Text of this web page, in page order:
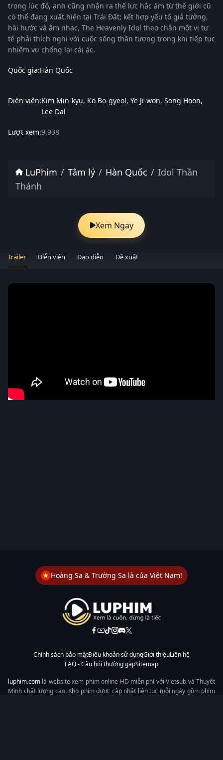
trong lúc đó, anh cũng nhận ra thế lực hắc ám từ thế giới cũ
có thể đang xuất hiện tại Trái Đất; kết hợp yếu tố giả tưởng,
hài hước và âm nhạc, The Heavenly Idol theo chân một vị tư
tế phải thích nghi với cuộc sống thần tượng trong khi tiếp tục
nhiệm vụ chống lại cái ác.
Quốc gia:Hàn Quốc
Diễn viên:Kim Min-kyu Ko Bo-gyeol Ye Ji-won Song Hoon
Lee Dal
Lượt xem:9,938
LuPhim Tâm lý Hàn Quốc
Idol Thần
Thánh
Xem Ngay
Trailer Diễn viên Đạo diễn Đề xuất
Hoàng Sa & Trường Sa là của Việt Nam!
Chính sách bảo mậtĐiều khoản sử dụngGiới thiệuLiên hệ
FAQ - Câu hỏi thường gặpSitemap
luphim.com là website xem phim online HD miễn phí với Vietsub và Thuyết
Minh chất lượng cao. Kho phim được cập nhật liên tục mỗi ngày gồm phim